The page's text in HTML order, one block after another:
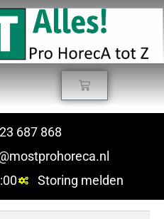
687 868
Storing melden